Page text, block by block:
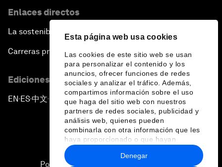
Esta página web usa cookies
Las cookies de este sitio web se usan
para personalizar el contenido y los
anuncios, ofrecer funciones de redes
sociales y analizar el tráfico. Además,
compartimos información sobre el uso
que haga del sitio web con nuestros
partners de redes sociales, publicidad y
análisis web, quienes pueden
combinarla con otra información que les
haya proporcionado o que hayan
recopilado a partir del uso que haya
hecho de sus servicios.
Denegar
Enlaces directos
La sostenibilidad en el Foro
Carreras profesionales
Ediciones en otros idiomas
EN ▪ ES▪中文▪ 日本語
Política de privacidad y normas de uso